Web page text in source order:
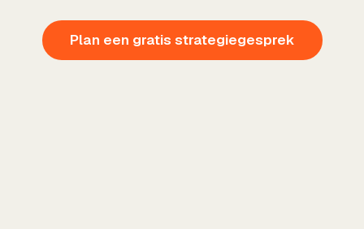
Plan een gratis strategiegesprek